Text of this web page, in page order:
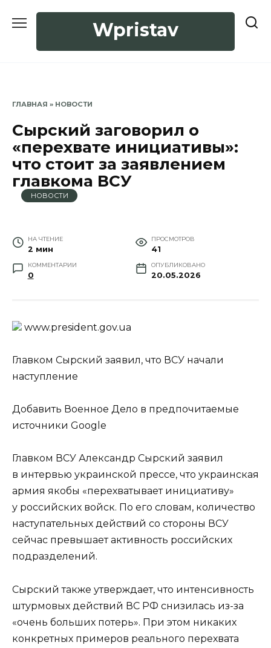
Wpristav
ГЛАВНАЯ » НОВОСТИ
Сырский заговорил о
«перехвате инициативы»:
что стоит за заявлением
главкома ВСУ
НОВОСТИ
НА ЧТЕНИЕ
2 мин
ПРОСМОТРОВ
41
КОММЕНТАРИИ
0
ОПУБЛИКОВАНО
20.05.2026
www.prеsidеnt.gоv.uа
Главком Сырский заявил, что ВСУ начали
наступление
Добавить Военное Дело в предпочитаемые
источники Google
Главком ВСУ Александр Сырский заявил
в интервью украинской прессе, что украинская
армия якобы «перехватывает инициативу»
у российских войск. По его словам, количество
наступательных действий со стороны ВСУ
сейчас превышает активность российских
подразделений.
Сырский также утверждает, что интенсивность
штурмовых действий ВС РФ снизилась из-за
«очень больших потерь». При этом никаких
конкретных примеров реального перехвата